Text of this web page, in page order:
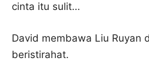
cinta itu sulit…
David membawa Liu Ruyan
beristirahat.